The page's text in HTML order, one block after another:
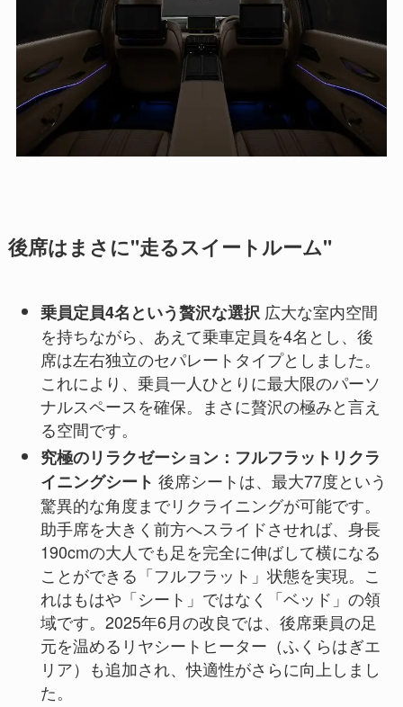
後席はまさに"走るスイートルーム"
乗員定員4名という贅沢な選択 広大な室内空間
を持ちながら、あえて乗車定員を4名とし、後
席は左右独立のセパレートタイプとしました。
これにより、乗員一人ひとりに最大限のパーソ
ナルスペースを確保。まさに贅沢の極みと言え
る空間です。
究極のリラクゼーション：フルフラットリクラ
イニングシート 後席シートは、最大77度という
驚異的な角度までリクライニングが可能です。
助手席を大きく前方へスライドさせれば、身長
190cmの大人でも足を完全に伸ばして横になる
ことができる「フルフラット」状態を実現。こ
れはもはや「シート」ではなく「ベッド」の領
域です。2025年6月の改良では、後席乗員の足
元を温めるリヤシートヒーター（ふくらはぎエ
リア）も追加され、快適性がさらに向上しまし
た。